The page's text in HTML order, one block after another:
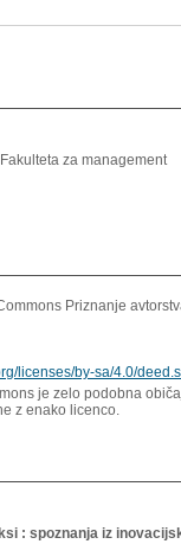
za management
Priznanje
licenses/by-sa/4.0/
je zelo podobna
z enako licenco.
: spoznanja iz